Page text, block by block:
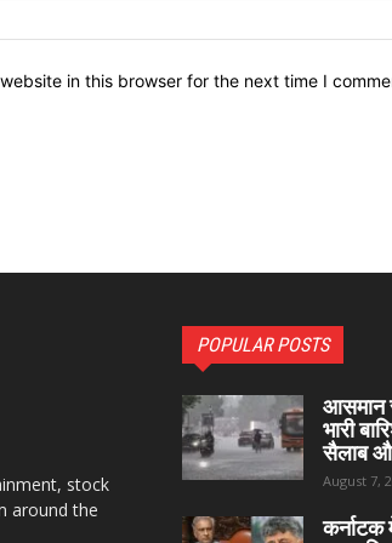
in this browser for the next time I
stock
around the
POPULAR POSTS
आसमान
भारी
सैलाब
August 7,
कर्नाटक